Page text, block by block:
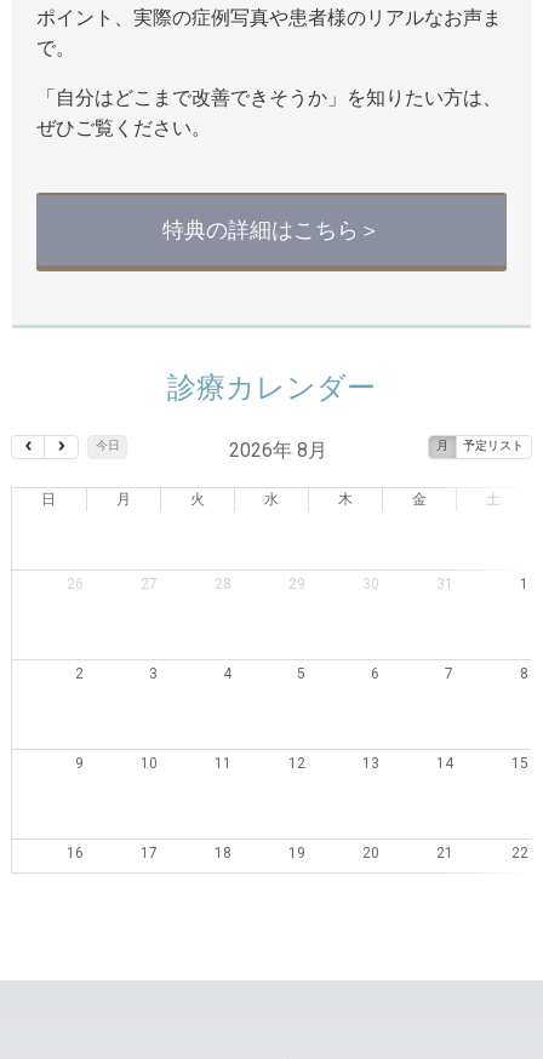
ポイント、実際の症例写真や患者様のリアルなお声ま
で。
「自分はどこまで改善できそうか」を知りたい方は、
ぜひご覧ください。
特典の詳細はこちら＞
診療カレンダー
今日 月 予定リスト
2026年 8月
日 月 火 水 木 金 土
26 27 28 29 30 31 1
2 3 4 5 6 7 8
9 10 11 12 13 14 15
16 17 18 19 20 21 22